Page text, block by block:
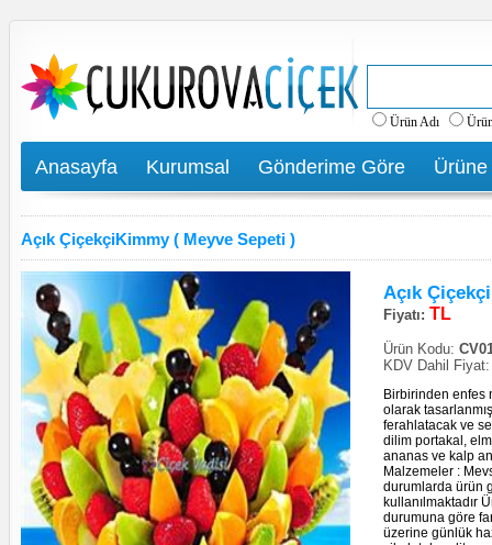
Ürün Adı
Anasayfa Kurumsal Gönderime Göre
Açık ÇiçekçiKimmy ( Meyve Sepeti )
Açık
Fiyatı: TL
Ürün Kodu:
KDV Dahil
Birbirinden enfes
olarak
ferahlatacak ve
dilim portakal,
ananas ve kalp
Malzemeler :
durumlarda ürün
kullanılmaktadır
durumuna göre
üzerine günlük